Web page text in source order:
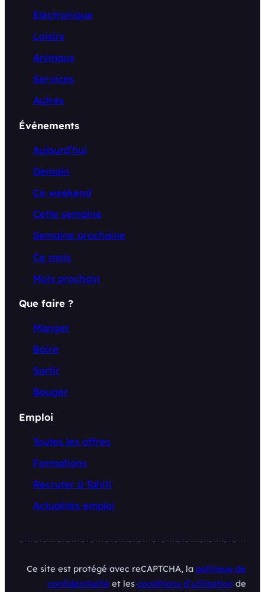
Electronique
Loisirs
Animaux
Services
Autres
Événements
Aujourd’hui
Demain
Ce weekend
Cette semaine
Semaine prochaine
Ce mois
Mois prochain
Que faire ?
Manger
Boire
Sortir
Bouger
Emploi
Toutes les offres
Formations
Recruter à Tahiti
Actualités emploi
Ce site est protégé avec reCAPTCHA, la politique de
confidentialité et les conditions d’utilisation de